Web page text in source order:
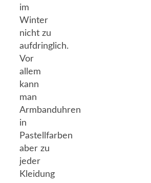
im
Winter
nicht zu
aufdringlich.
Vor
allem
kann
man
Armbanduhren
in
Pastellfarben
aber zu
jeder
Kleidung